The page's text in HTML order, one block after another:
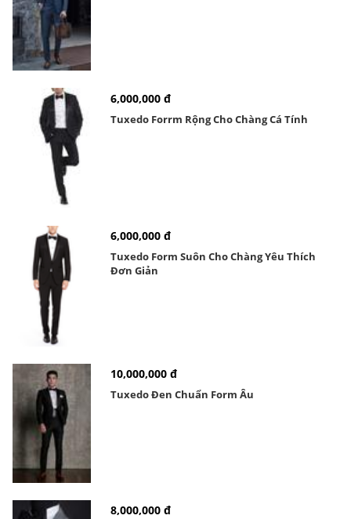
6,000,000 đ
Tuxedo Forrm Rộng Cho Chàng Cá Tính
6,000,000 đ
Tuxedo Form Suôn Cho Chàng Yêu Thích
Đơn Giản
10,000,000 đ
Tuxedo Đen Chuẩn Form Âu
8,000,000 đ